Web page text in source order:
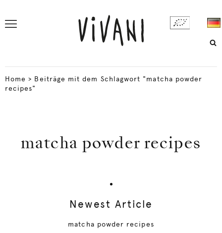
Home > Beiträge mit dem Schlagwort "matcha powder
recipes"
matcha powder recipes
Newest Article
matcha powder recipes